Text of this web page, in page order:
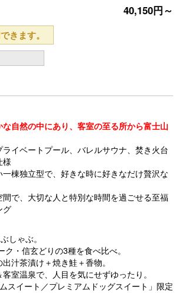
xt
40,150円～
きます。
な自然の中にあり、客室の至る所から富士山
ライベートプール、バレルサウナ、焚き火台
様
一棟独立型で、好きな時に好きなだけ贅沢な
間で、大切な人と特別な時間を過ごせる至福
グ
しゃぶ。
ク・信玄どりの3種を食べ比べ。
汁茶漬け＋焼き鮭＋香物。
室温泉で、人目を気にせずゆったり。
スイート／プレミアムドッグスイート」限定